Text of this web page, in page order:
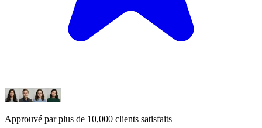
Approuvé par plus de 10,000 clients satisfaits